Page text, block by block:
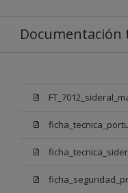
Documentación